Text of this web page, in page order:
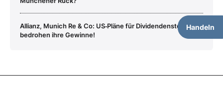
Handeln
Allianz, Munich Re & Co: US‑Pläne für Dividendensteuer
bedrohen ihre Gewinne!